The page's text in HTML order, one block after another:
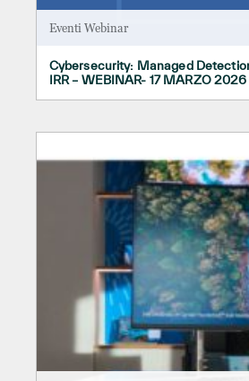
Eventi Webinar
Cybersecurity: Managed
IRR – WEBINAR- 17 MARZO 2026